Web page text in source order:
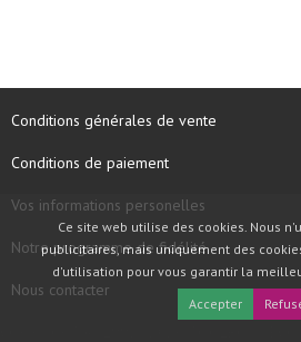
Conditions générales de vente
Conditions de paiement
Vos informations personelles
Notre programme de fidélité
Nous contacter
Ce site web utilise des cookies. Nous
publicitaires, mais uniquement des
d'utilisation pour vous garantir la
Accepter